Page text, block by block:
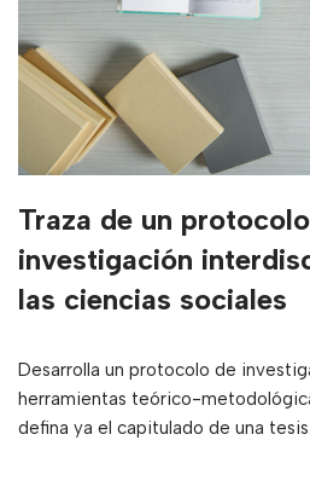
Traza de un
investigación
las ciencias sociales
Desarrolla un protocolo de
herramientas teórico-
defina ya el capitulado de una tesis.